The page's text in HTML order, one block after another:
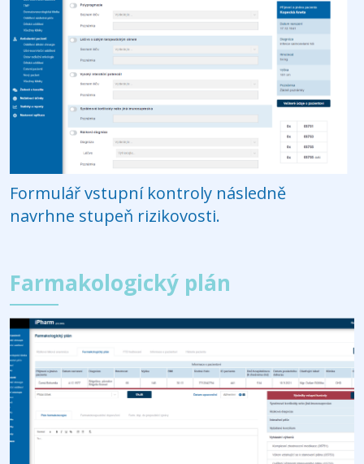
Formulář vstupní kontroly následně
navrhne stupeň rizikovosti.
Farmakologický plán